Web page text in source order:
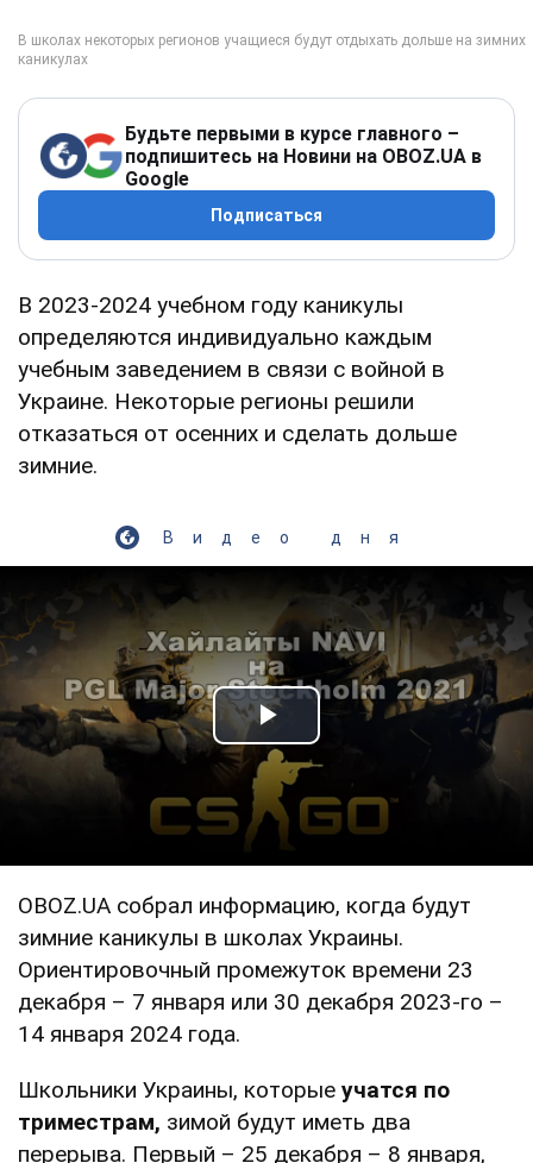
Будьте первыми в курсе главного –
подпишитесь на Новини на OBOZ.UA в
Google
Подписаться
В 2023-2024 учебном году каникулы
определяются индивидуально каждым
учебным заведением в связи с войной в
Украине. Некоторые регионы решили
отказаться от осенних и сделать дольше
зимние.
Видео дня
Play Video
OBOZ.UA собрал информацию, когда будут
зимние каникулы в школах Украины.
Ориентировочный промежуток времени 23
декабря – 7 января или 30 декабря 2023-го –
14 января 2024 года.
Школьники Украины, которые учатся по
триместрам, зимой будут иметь два
перерыва. Первый – 25 декабря – 8 января,